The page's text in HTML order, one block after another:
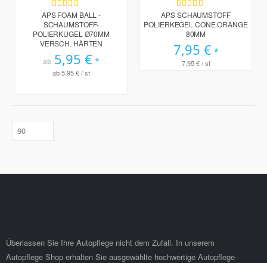
Bewertung:
92%
APS FOAM BALL -
SCHAUMSTOFF-
POLIERKUGEL Ø70MM
VERSCH. HÄRTEN
ab 5,95 €
ab5,95 €/ st
Bewertung:
99%
APS SCHAUMSTOFF
POLIERKEGEL CONE ORANGE
80MM
7,95 €
7,95 €/ st
Überlassen Sie Ihre Autopflege nicht dem Zufall. In unserem
Autopflege Shop erhalten Sie ausgewählte hochwertige Autopflege-